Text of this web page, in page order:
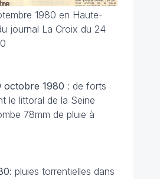
1980 en Haute-
journal La Croix du 24
octobre 1980 : de forts
le littoral de la Seine
78mm de pluie à
: pluies torrentielles dans